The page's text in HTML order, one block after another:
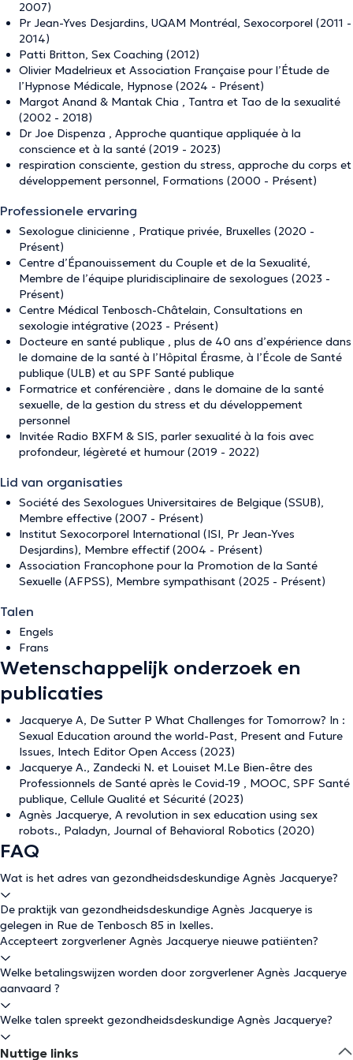
2007)
Pr Jean-Yves Desjardins, UQAM Montréal, Sexocorporel (2011 -
2014)
Patti Britton, Sex Coaching (2012)
Olivier Madelrieux et Association Française pour l’Étude de
l’Hypnose Médicale, Hypnose (2024 - Présent)
Margot Anand & Mantak Chia , Tantra et Tao de la sexualité
(2002 - 2018)
Dr Joe Dispenza , Approche quantique appliquée à la
conscience et à la santé (2019 - 2023)
respiration consciente, gestion du stress, approche du corps et
développement personnel, Formations (2000 - Présent)
Professionele ervaring
Sexologue clinicienne , Pratique privée, Bruxelles (2020 -
Présent)
Centre d’Épanouissement du Couple et de la Sexualité,
Membre de l’équipe pluridisciplinaire de sexologues (2023 -
Présent)
Centre Médical Tenbosch-Châtelain, Consultations en
sexologie intégrative (2023 - Présent)
Docteure en santé publique , plus de 40 ans d’expérience dans
le domaine de la santé à l’Hôpital Érasme, à l’École de Santé
publique (ULB) et au SPF Santé publique
Formatrice et conférencière , dans le domaine de la santé
sexuelle, de la gestion du stress et du développement
personnel
Invitée Radio BXFM & SIS, parler sexualité à la fois avec
profondeur, légèreté et humour (2019 - 2022)
Lid van organisaties
Société des Sexologues Universitaires de Belgique (SSUB),
Membre effective (2007 - Présent)
Institut Sexocorporel International (ISI, Pr Jean-Yves
Desjardins), Membre effectif (2004 - Présent)
Association Francophone pour la Promotion de la Santé
Sexuelle (AFPSS), Membre sympathisant (2025 - Présent)
Talen
Engels
Frans
Wetenschappelijk onderzoek en
publicaties
Jacquerye A, De Sutter P What Challenges for Tomorrow? In :
Sexual Education around the world-Past, Present and Future
Issues, Intech Editor Open Access (2023)
Jacquerye A., Zandecki N. et Louiset M.Le Bien-être des
Professionnels de Santé après le Covid-19 , MOOC, SPF Santé
publique, Cellule Qualité et Sécurité (2023)
Agnès Jacquerye, A revolution in sex education using sex
robots., Paladyn, Journal of Behavioral Robotics (2020)
FAQ
Wat is het adres van gezondheidsdeskundige Agnès Jacquerye?
De praktijk van gezondheidsdeskundige Agnès Jacquerye is
gelegen in Rue de Tenbosch 85 in Ixelles.
Accepteert zorgverlener Agnès Jacquerye nieuwe patiënten?
Welke betalingswijzen worden door zorgverlener Agnès Jacquerye
aanvaard ?
Welke talen spreekt gezondheidsdeskundige Agnès Jacquerye?
Nuttige links